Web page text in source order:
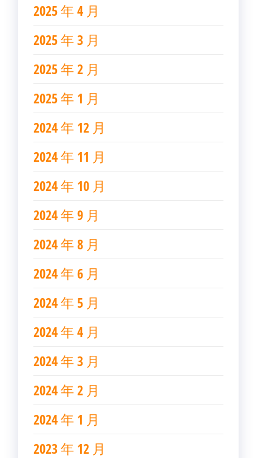
2025 年 4 月
2025 年 3 月
2025 年 2 月
2025 年 1 月
2024 年 12 月
2024 年 11 月
2024 年 10 月
2024 年 9 月
2024 年 8 月
2024 年 6 月
2024 年 5 月
2024 年 4 月
2024 年 3 月
2024 年 2 月
2024 年 1 月
2023 年 12 月